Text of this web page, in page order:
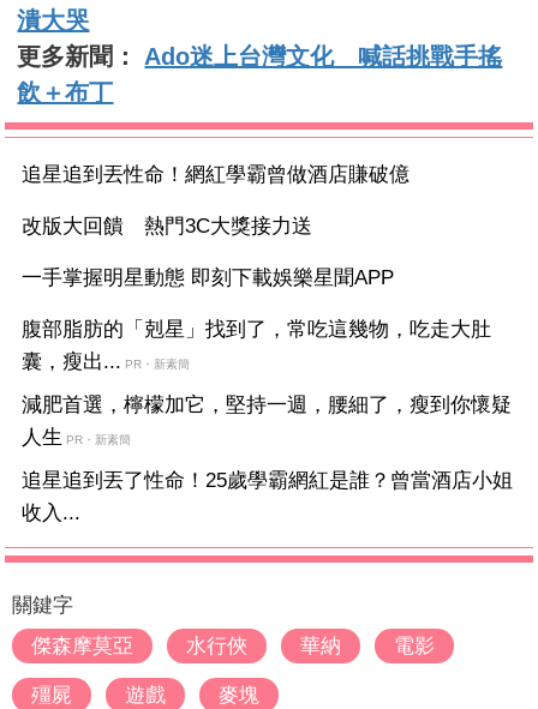
潰大哭
更多新聞： Ado迷上台灣文化 喊話挑戰手搖
飲＋布丁
追星追到丟性命！網紅學霸曾做酒店賺破億
改版大回饋 熱門3C大獎接力送
一手掌握明星動態 即刻下載娛樂星聞APP
腹部脂肪的「剋星」找到了，常吃這幾物，吃走大肚
囊，瘦出... PR・新素簡
減肥首選，檸檬加它，堅持一週，腰細了，瘦到你懷疑
人生 PR・新素簡
追星追到丟了性命！25歲學霸網紅是誰？曾當酒店小姐
收入...
關鍵字
傑森摩莫亞
水行俠 華納 電影
殭屍 遊戲 麥塊